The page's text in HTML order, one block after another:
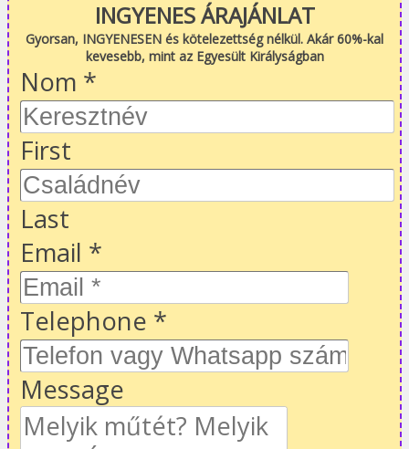
INGYENES ÁRAJÁNLAT
Gyorsan, INGYENESEN és kötelezettség nélkül. Akár 60%-kal
kevesebb, mint az Egyesült Királyságban
Nom *
First
Last
Email *
Telephone *
Message